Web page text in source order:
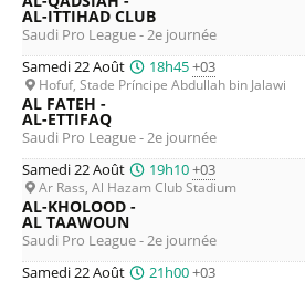
AL-ITTIHAD CLUB
Saudi Pro League - 2e journée
Samedi 22 Août 18h45+03
Hofuf, Stade Príncipe Abdullah bin Jalawi
AL FATEH -
AL-ETTIFAQ
Saudi Pro League - 2e journée
Samedi 22 Août 19h10+03
Ar Rass, Al Hazam Club Stadium
AL-KHOLOOD -
AL TAAWOUN
Saudi Pro League - 2e journée
Samedi 22 Août 21h00+03